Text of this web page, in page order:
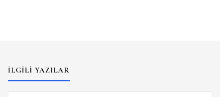
İLGILI YAZILAR